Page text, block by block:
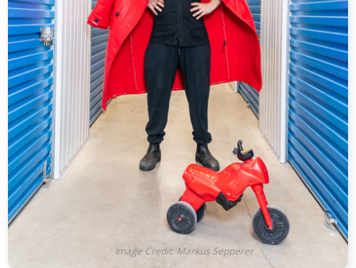
Image Credit: Markus Sepperer